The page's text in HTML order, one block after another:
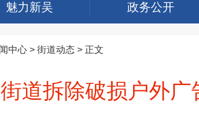
魅力新吴 政务公开
中心 > 街道动态 > 正文
道拆除破损户外